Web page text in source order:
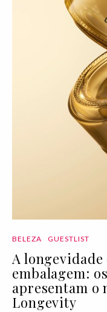
BELEZA GUESTLIST
A longevidade
embalagem:
apresentam o
Longevity